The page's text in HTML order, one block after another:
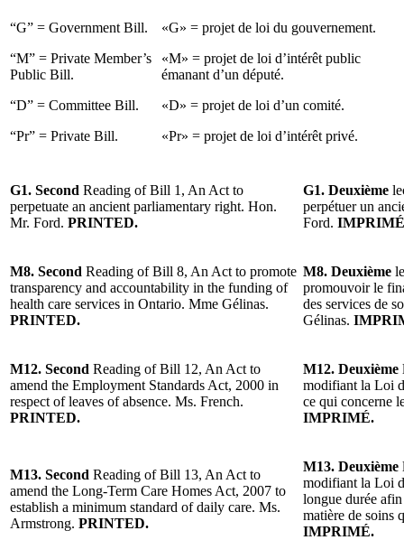
“G” = Government Bill.
“M” = Private Member’s
Public Bill.
“D” = Committee Bill.
“Pr” = Private Bill.
«G» = projet de loi du gouvernement.
«M» = projet de loi d’intérêt public
émanant d’un député.
«D» = projet de loi d’un comité.
«Pr» = projet de loi d’intérêt privé.
G1. Second Reading of Bill 1, An Act to
perpetuate an ancient parliamentary right. Hon.
Mr. Ford. PRINTED.
G1. Deuxième
perpétuer un
Ford.
M8. Second Reading of Bill 8, An Act to promote
transparency and accountability in the funding of
health care services in Ontario. Mme Gélinas.
PRINTED.
M8. Deuxième
promouvoir le
des services de
Gélinas.
M12. Second Reading of Bill 12, An Act to
amend the Employment Standards Act, 2000 in
respect of leaves of absence. Ms. French.
PRINTED.
M12. Deuxième
modifiant la Loi
ce qui concerne
IMPRIMÉ.
M13. Second Reading of Bill 13, An Act to
amend the Long-Term Care Homes Act, 2007 to
establish a minimum standard of daily care. Ms.
Armstrong. PRINTED.
M13. Deuxième
modifiant la Loi
longue durée
matière de soins
IMPRIMÉ.